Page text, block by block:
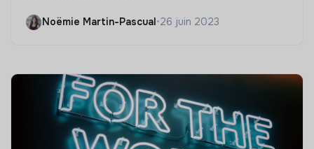
Noëmie Martin-Pascual•26 juin 2023